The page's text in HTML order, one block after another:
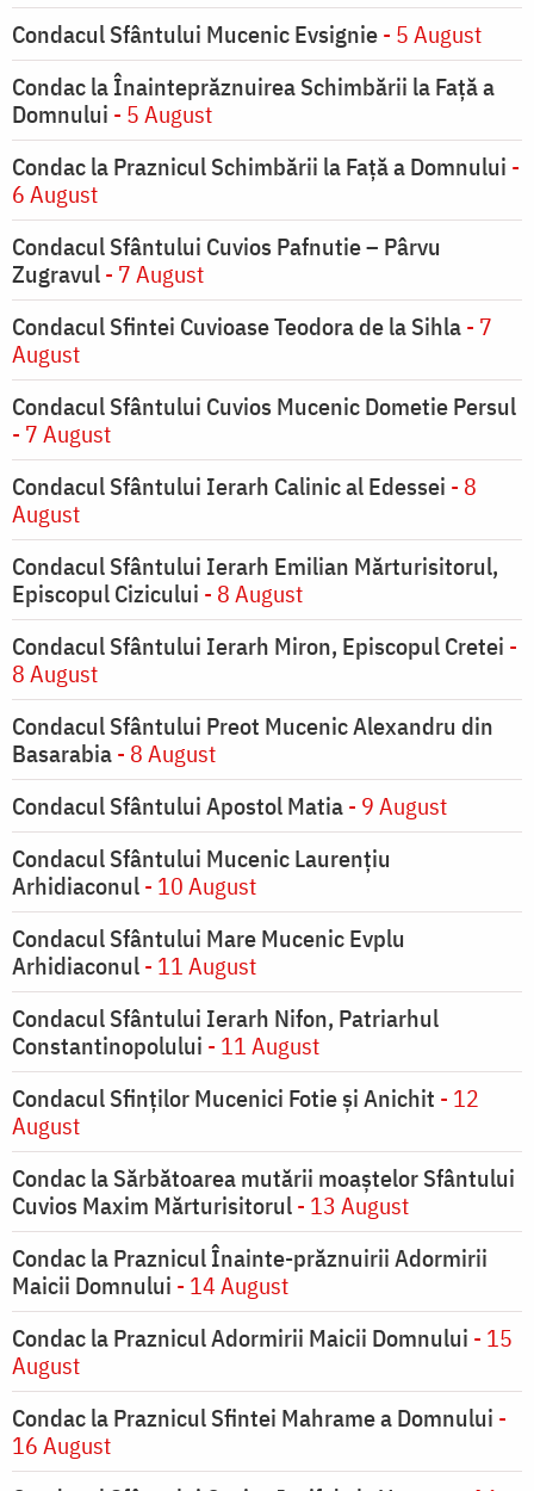
Condacul Sfântului Mucenic Evsignie- 5 August
Condac la Înainteprăznuirea Schimbării la Faţă a
Domnului - 5 August
Condac la Praznicul Schimbării la Faţă a Domnului -
6 August
Condacul Sfântului Cuvios Pafnutie – Pârvu
Zugravul- 7 August
Condacul Sfintei Cuvioase Teodora de la Sihla- 7
August
Condacul Sfântului Cuvios Mucenic Dometie Persul
- 7 August
Condacul Sfântului Ierarh Calinic al Edessei - 8
August
Condacul Sfântului Ierarh Emilian Mărturisitorul,
Episcopul Cizicului - 8 August
Condacul Sfântului Ierarh Miron, Episcopul Cretei -
8 August
Condacul Sfântului Preot Mucenic Alexandru din
Basarabia- 8 August
Condacul Sfântului Apostol Matia- 9 August
Condacul Sfântului Mucenic Laurențiu
Arhidiaconul- 10 August
Condacul Sfântului Mare Mucenic Evplu
Arhidiaconul- 11 August
Condacul Sfântului Ierarh Nifon, Patriarhul
Constantinopolului - 11 August
Condacul Sfinţilor Mucenici Fotie şi Anichit - 12
August
Condac la Sărbătoarea mutării moaştelor Sfântului
Cuvios Maxim Mărturisitorul- 13 August
Condac la Praznicul Înainte-prăznuirii Adormirii
Maicii Domnului - 14 August
Condac la Praznicul Adormirii Maicii Domnului - 15
August
Condac la Praznicul Sfintei Mahrame a Domnului -
16 August